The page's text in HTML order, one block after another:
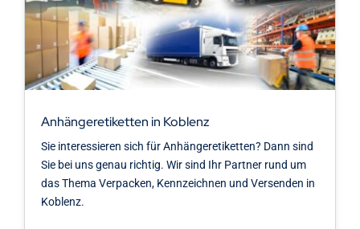
Anhängeretiketten in Koblenz
Sie interessieren sich für Anhängeretiketten? Dann sind
Sie bei uns genau richtig. Wir sind Ihr Partner rund um
das Thema Verpacken, Kennzeichnen und Versenden in
Koblenz.